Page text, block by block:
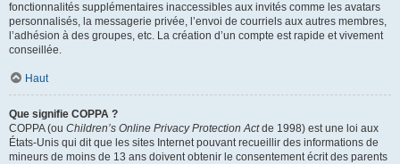
fonctionnalités supplémentaires inaccessibles aux invités comme les avatars
personnalisés, la messagerie privée, l’envoi de courriels aux autres membres,
l’adhésion à des groupes, etc. La création d’un compte est rapide et vivement
conseillée.
Haut
Que signifie COPPA ?
COPPA (ou Children’s Online Privacy Protection Actde 1998) est une loi aux
États-Unis qui dit que les sites Internet pouvant recueillir des informations de
mineurs de moins de 13 ans doivent obtenir le consentement écrit des parents